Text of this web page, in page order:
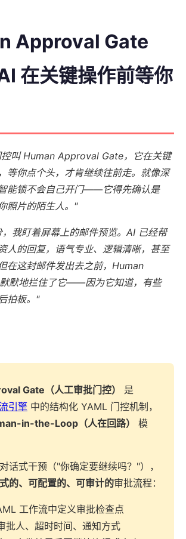
Approval Gate
在关键操作前等你
叫 Human Approval Gate，它在关键
等你点个头，才肯继续往前走。就像深
能锁不会自己开门——它得先确认是
照片的陌生人。"
我盯着屏幕上的邮件预览。AI 已经帮
人的回复，语气专业、逻辑清晰，甚至
在这封邮件发出去之前，Human
默地拦住了它——因为它知道，有些
拍板。"
Gate（人工审批门控）
是
引擎 中的结构化 YAML 门控机制，
in-the-Loop（人在回路）
模
话式干预（"你确定要继续吗？"），
的、可配置的、可审计的审批流程：
工作流中定义审批检查点
批人、超时时间、通知方式